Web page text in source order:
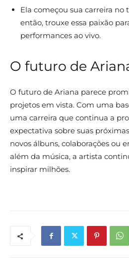
Ela começou sua carreira no
então, trouxe essa paixão
performances ao vivo.
O futuro de
O futuro de Ariana parece
projetos em vista. Com uma
uma carreira que continua a
expectativa sobre suas
novos álbuns, colaborações ou
além da música, a artista
inspirar milhões.